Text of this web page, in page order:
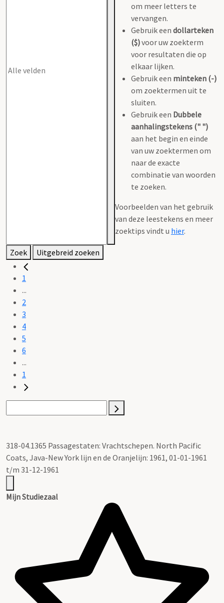
om meer letters te
vervangen.
Gebruik een dollarteken
($)voor uw zoekterm
voor resultaten die op
elkaar lijken.
Gebruik een minteken (-)
om zoektermen uit te
sluiten.
Gebruik een Dubbele
aanhalingstekens (" ")
aan het begin en einde
van uw zoektermen om
naar de exacte
combinatie van woorden
te zoeken.
Voorbeelden van het gebruik
van deze leestekens en meer
zoektips vindt u hier.
Zoek Uitgebreid zoeken
1
...
2
3
4
5
6
...
1
318-04.1365 Passagestaten: Vrachtschepen. North Pacific
Coats, Java-New York lijn en de Oranjelijn: 1961, 01-01-1961
t/m 31-12-1961
Mijn Studiezaal